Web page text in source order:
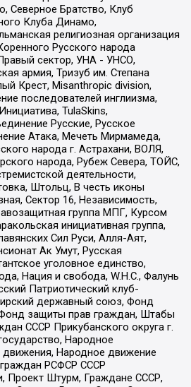
Северное Братство, Клуб
Клуба Динамо,
религиозная организация
Русского народа
сектор, УНА - УНСО,
армия, Тризуб им. Степана
Крест, Misanthropic division,
последователей инглиизма,
TulaSkins,
Русские, Русское
Атака, Мечеть Мирмамеда,
народа г. Астрахани, ВОЛЯ,
народа, Рубеж Севера, ТОЙС,
деятельности,
Штольц, В честь иконы
Сектор 16, Независимость,
группа МПГ, Курсом
инициативная группа,
Сил Руси, Алля-Аят,
Ак Умут, Русская
уголовное единство,
Нация и свобода, W.H.С., Фалунь
Патриотический клуб-
державный союз, Фонд
защиты прав граждан, Штабы
СССР Прикубанского округа г.
Народное
движения, Народное движение
РСФСР СССР
Проект Штурм, Граждане СССР,